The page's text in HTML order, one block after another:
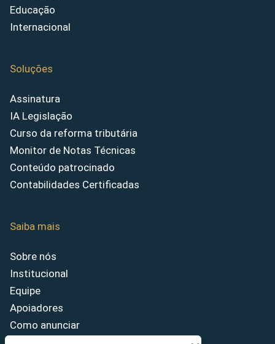
Educação
Internacional
Soluções
Assinatura
IA Legislação
Curso da reforma tributária
Monitor de Notas Técnicas
Conteúdo patrocinado
Contabilidades Certificadas
Saiba mais
Sobre nós
Institucional
Equipe
Apoiadores
Como anunciar